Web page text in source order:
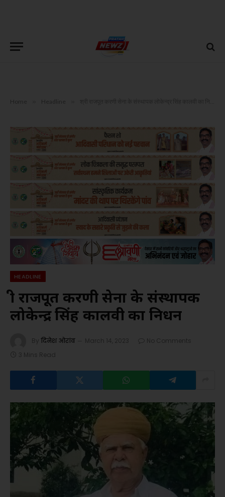
Home Headline
HEADLINE
श्री राजपूत करणी सेना के संस्थापक
लोकेन्द्र सिंह कालवी का निधन
By दिनेश ओरांव March 14, 2023
No Comments
3 Mins Read